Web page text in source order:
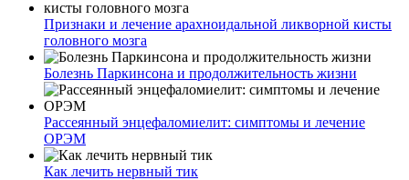
Признаки и лечение арахноидальной ликворной кисты
головного мозга
Болезнь Паркинсона и продолжительность жизни
Рассеянный энцефаломиелит: симптомы и лечение
ОРЭМ
Как лечить нервный тик